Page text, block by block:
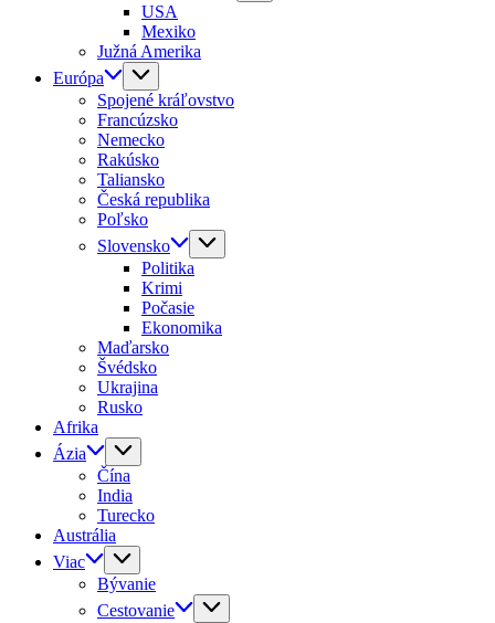
USA
Mexiko
Južná Amerika
Európa
Spojené kráľovstvo
Francúzsko
Nemecko
Rakúsko
Taliansko
Česká republika
Poľsko
Slovensko
Politika
Krimi
Počasie
Ekonomika
Maďarsko
Švédsko
Ukrajina
Rusko
Afrika
Ázia
Čína
India
Turecko
Austrália
Viac
Bývanie
Cestovanie